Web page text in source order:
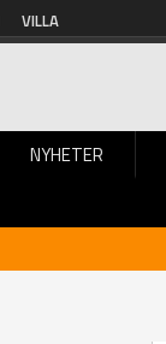
VILLA
NYHETER